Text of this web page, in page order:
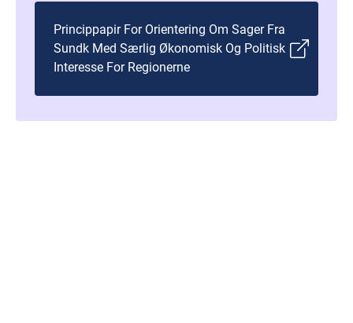
Princippapir For Orientering Om Sager Fra
Sundk Med Særlig Økonomisk Og Politisk
Interesse For Regionerne